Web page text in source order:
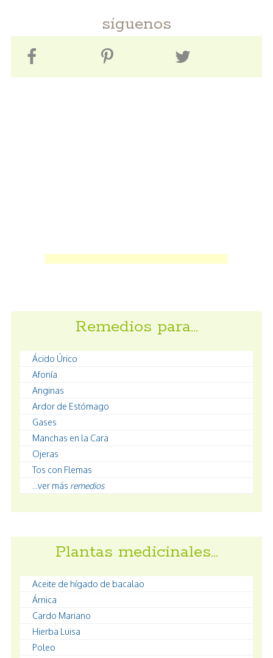
síguenos
Remedios para…
Ácido Úrico
Afonía
Anginas
Ardor de Estómago
Gases
Manchas en la Cara
Ojeras
Tos con Flemas
...ver más remedios
Plantas medicinales…
Aceite de hígado de bacalao
Árnica
Cardo Mariano
Hierba Luisa
Poleo